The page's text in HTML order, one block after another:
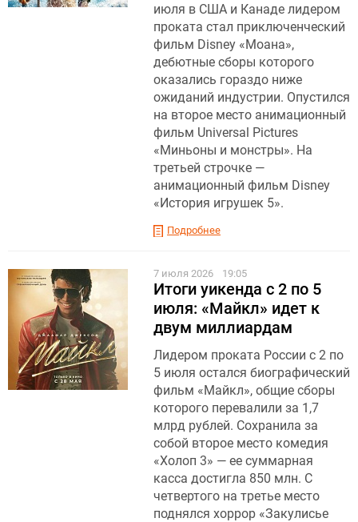
июля в США и Канаде лидером
проката стал приключенческий
фильм Disney «Моана»,
дебютные сборы которого
оказались гораздо ниже
ожиданий индустрии. Опустился
на второе место анимационный
фильм Universal Pictures
«Миньоны и монстры». На
третьей строчке —
анимационный фильм Disney
«История игрушек 5».
Подробнее
7 июля 2026 19:05
Итоги уикенда с 2 по 5
июля: «Майкл» идет к
двум миллиардам
Лидером проката России с 2 по
5 июля остался биографический
фильм «Майкл», общие сборы
которого перевалили за 1,7
млрд рублей. Сохранила за
собой второе место комедия
«Холоп 3» — ее суммарная
касса достигла 850 млн. С
четвертого на третье место
поднялся хоррор «Закулисье